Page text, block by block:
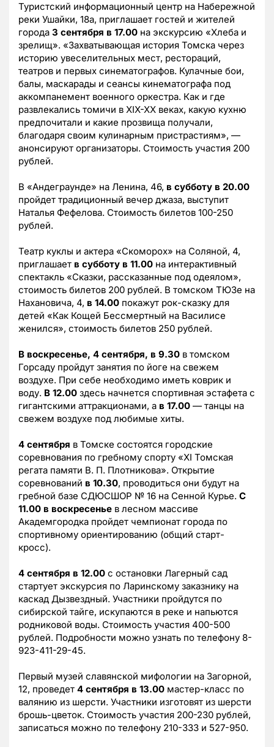
Туристский информационный центр на Набережной
реки Ушайки, 18а, приглашает гостей и жителей
города 3 сентября в 17.00 на экскурсию «Хлеба и
зрелищ». «Захватывающая история Томска через
историю увеселительных мест, рестораций,
театров и первых синематографов. Кулачные бои,
балы, маскарады и сеансы кинематографа под
аккомпанемент военного оркестра. Как и где
развлекались томичи в XIX-XX веках, какую кухню
предпочитали и какие прозвища получали,
благодаря своим кулинарным пристрастиям», —
анонсируют организаторы. Стоимость участия 200
рублей.
В «Андеграунде» на Ленина, 46, в субботу в 20.00
пройдет традиционный вечер джаза, выступит
Наталья Фефелова. Стоимость билетов 100-250
рублей.
Театр куклы и актера «Скоморох» на Соляной, 4,
приглашает в субботу в 11.00 на интерактивный
спектакль «Сказки, рассказанные под одеялом»,
стоимость билетов 200 рублей. В томском ТЮЗе на
Нахановича, 4, в 14.00 покажут рок-сказку для
детей «Как Кощей Бессмертный на Василисе
женился», стоимость билетов 250 рублей.
В воскресенье, 4 сентября, в 9.30 в томском
Горсаду пройдут занятия по йоге на свежем
воздухе. При себе необходимо иметь коврик и
воду. В 12.00 здесь начнется спортивная эстафета с
гигантскими аттракционами, а в 17.00 — танцы на
свежем воздухе под любимые хиты.
4 сентября в Томске состоятся городские
соревнования по гребному спорту «XI Томская
регата памяти В. П. Плотникова». Открытие
соревнований в 10.30, проводиться они будут на
гребной базе СДЮСШОР № 16 на Сенной Курье. С
11.00 в воскресенье в лесном массиве
Академгородка пройдет чемпионат города по
спортивному ориентированию (общий старт-
кросс).
4 сентября в 12.00 с остановки Лагерный сад
стартует экскурсия по Ларинскому заказнику на
каскад Дызвездный. Участники пройдутся по
сибирской тайге, искупаются в реке и напьются
родниковой воды. Стоимость участия 400-500
рублей. Подробности можно узнать по телефону 8-
923-411-29-45.
Первый музей славянской мифологии на Загорной,
12, проведет 4 сентября в 13.00 мастер-класс по
валянию из шерсти. Участники изготовят из шерсти
брошь-цветок. Стоимость участия 200-230 рублей,
записаться можно по телефону 210-333 и 527-950.